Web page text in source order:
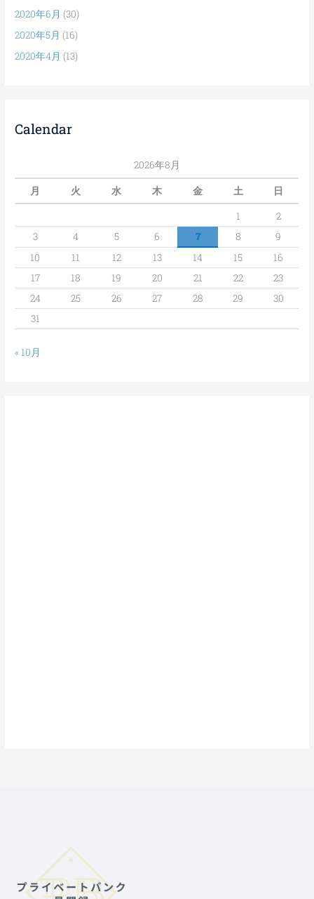
2020年6月 (30)
2020年5月 (16)
2020年4月 (13)
Calendar
2026年8月
月 火 水 木 金 土
日
1
2
3
4 5 6 7 8
9
10
11 12 13 14 15
16
17
18 19 20 21 22
23
24
25 26 27 28 29
30
31
« 10月